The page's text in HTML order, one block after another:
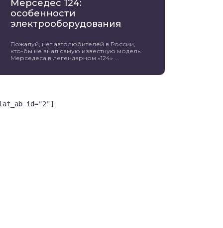
Мерседес 124:
особенности
электрооборудования
Пожалуй, нет автолюбителей в России,
кто-бы не знал самую известную модель
Мерседеса в легендарном «124» ...
id="2"]